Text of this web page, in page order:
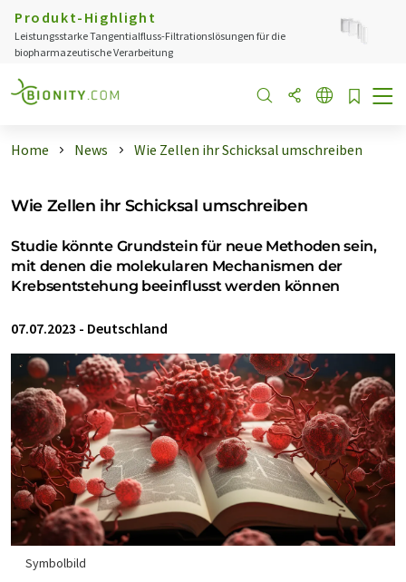
Produkt-Highlight
Leistungsstarke Tangentialfluss-Filtrationslösungen für die
biopharmazeutische Verarbeitung
Home News Wie Zellen ihr Schicksal umschreiben
Wie Zellen ihr Schicksal umschreiben
Studie könnte Grundstein für neue Methoden sein,
mit denen die molekularen Mechanismen der
Krebsentstehung beeinflusst werden können
07.07.2023 - Deutschland
Symbolbild